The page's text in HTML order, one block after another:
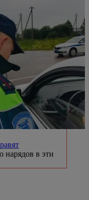
нарядов в эти